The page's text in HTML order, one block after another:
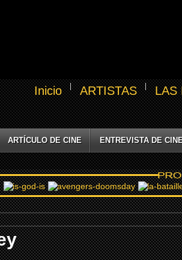
Inicio ARTISTAS LAS
ARTÍCULO DE CINE ENTREVISTA DE